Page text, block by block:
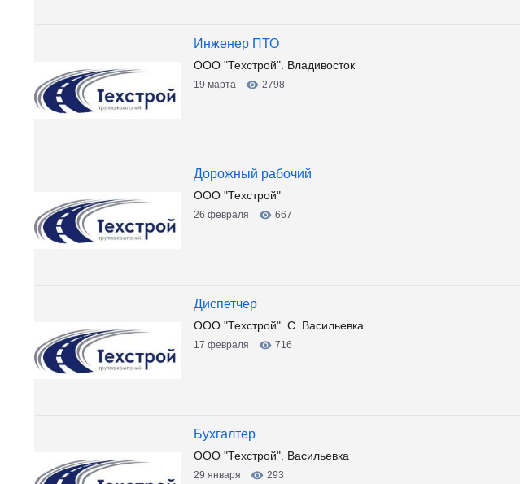
Инженер ПТО
ООО "Техстрой". Владивосток
19 марта 2798
Дорожный рабочий
ООО "Техстрой"
26 февраля 667
Диспетчер
ООО "Техстрой". С. Васильевка
17 февраля 716
Бухгалтер
ООО "Техстрой". Васильевка
29 января 293